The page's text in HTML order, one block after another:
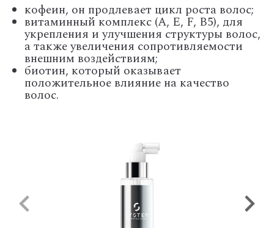
кофеин, он продлевает цикл роста волос;
витаминный комплекс (А, Е, F, B5), для
укрепления и улучшения структуры волос,
а также увеличения сопротивляемости
внешним воздействиям;
биотин, который оказывает
положительное влияние на качество
волос.